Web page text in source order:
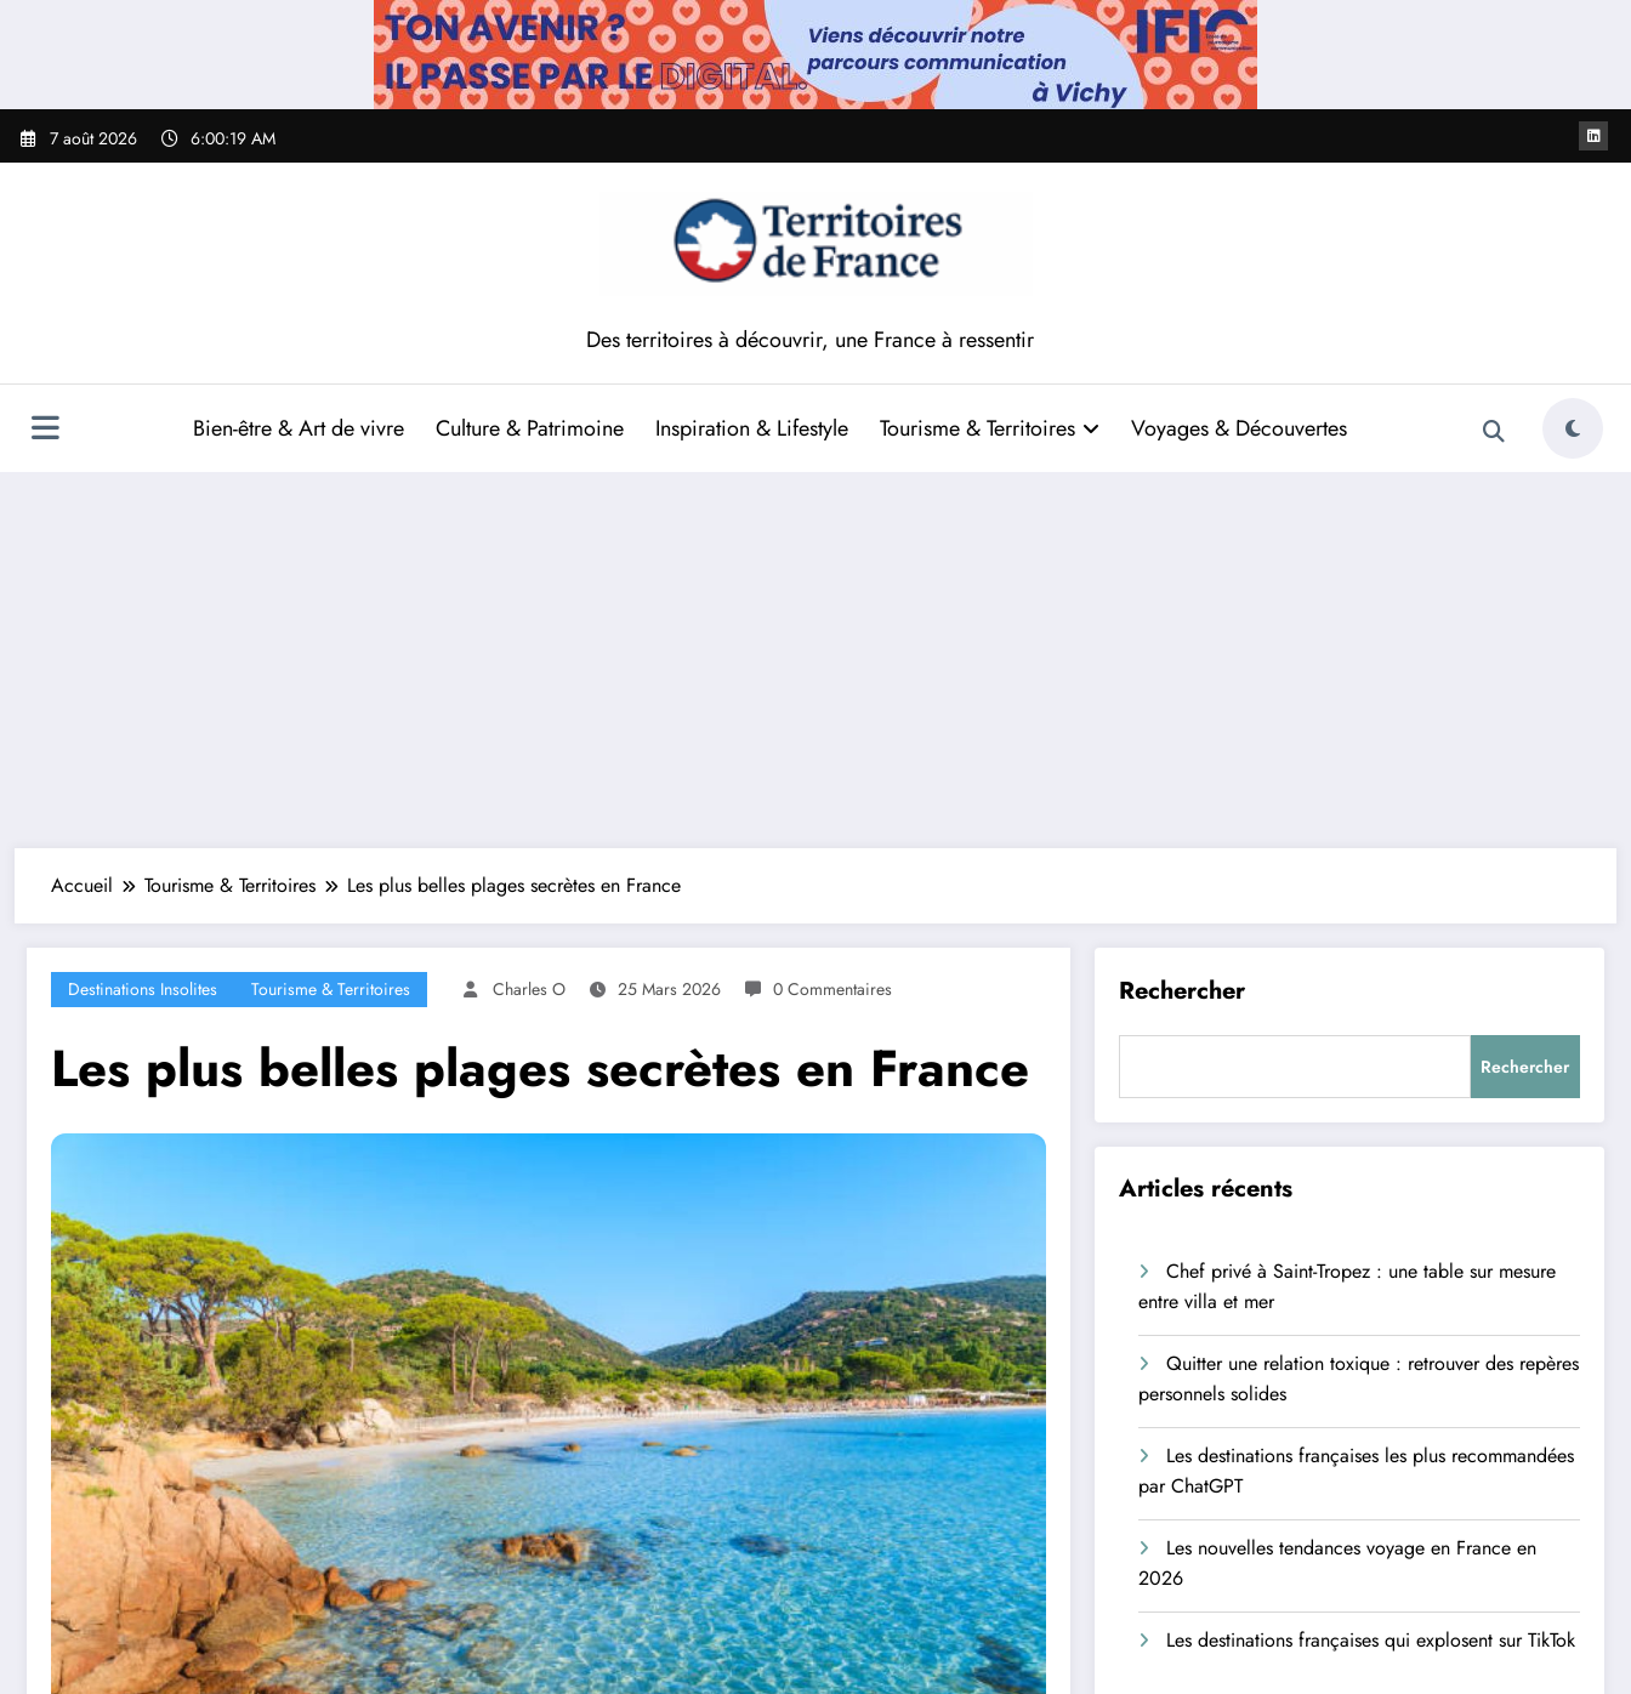
7 août 2026 6:00:20 AM
Des territoires à découvrir, une France à ressentir
Bien-être & Art de vivre Culture & Patrimoine Inspiration & Lifestyle Tourisme & Territoires Voyages & Découvertes
Accueil Tourisme & Territoires Les plus belles plages secrètes en France
Destinations Insolites Tourisme & Territoires Charles O 25 Mars 2026 0 Commentaires
Les plus belles plages secrètes en France
Rechercher
Rechercher
Articles récents
Chef privé à Saint-Tropez : une table sur mesure
entre villa et mer
Quitter une relation toxique : retrouver des repères
personnels solides
Les destinations françaises les plus recommandées
par ChatGPT
Les nouvelles tendances voyage en France en
2026
Les destinations françaises qui explosent sur TikTok